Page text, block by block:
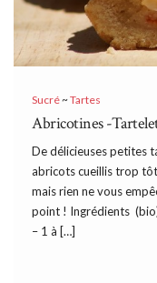
Sucré~Tartes
Abricotines -
De délicieuses petites
abricots cueillis trop
mais rien ne vous
point ! Ingrédients
– 1 à […]